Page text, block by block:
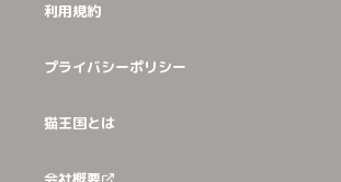
利用規約
プライバシーポリシー
猫王国とは